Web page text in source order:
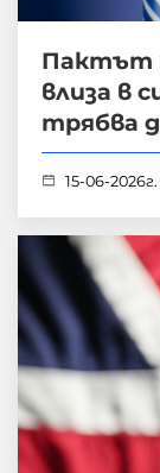
Пактът
влиза в
трябва
15-06-2026г.